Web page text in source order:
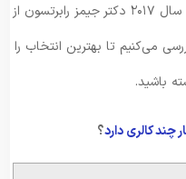
می‌پردازیم. همچنین با استناد به تحقیق سال ۲۰۱۷ دکتر جیمز رابرتسون از
می‌کنیم تا بهترین انتخاب را
باشید.
چند کالری دارد؟